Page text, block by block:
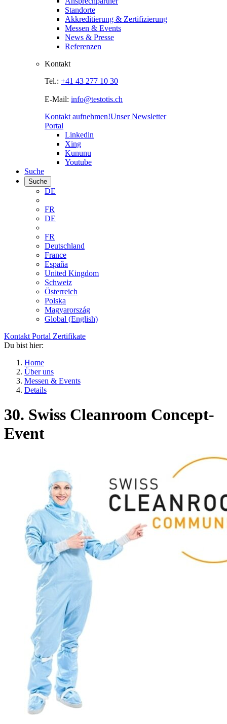
Standorte
Akkreditierung & Zertifizierung
Messen & Events
News & Presse
Referenzen
Kontakt
Tel.: +41 43 277 10 30
E-Mail: info@testotis.ch
Kontakt aufnehmen!Unser Newsletter
Portal
Linkedin
Xing
Kununu
Youtube
Suche
Suche
DE
FR
DE
FR
Deutschland
France
España
United Kingdom
Schweiz
Österreich
Polska
Magyarország
Global (English)
Kontakt Portal Zertifikate
Du bist hier:
Home
Über uns
Messen & Events
Details
30. Swiss Cleanroom Concept-
Event